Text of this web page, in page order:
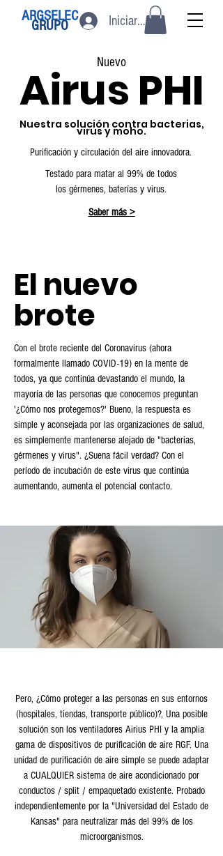
ARGSELEC
GRUPO Iniciar sesión
Nuevo
Airus PHI
Nuestra solución contra bacterias,
virus y moho.
Purificación y circulación del aire innovadora.
Testado para matar al 99% de todos
los gérmenes, bateríasy virus.
Saber más >
El nuevo
brote
Con el brote reciente del Coronavirus (ahora
formalmente llamado COVID-19) en la mente de
todos, ya que continúa devastando el mundo, la
mayoría de las personas que conocemos preguntan
'¿Cómo nos protegemos?' Bueno, la respuesta es
simple y aconsejada por las organizaciones de salud,
es simplemente mantenerse alejado de "bacterias,
gérmenes y virus". ¿Suena fácil verdad? Con el
período de incubación de este virus que continúa
aumentando, aumenta el potencial contacto.
Pero, ¿Cómo proteger a las personas en sus entornos
(hospitales, tiendas, transporte público)?, Una posible
solución son los ventiladores Airius PHI y la amplia
gama de dispositivos de purificación de aire RGF. Una
unidad de purificación de aire simple se puede adaptar
a CUALQUIER sistema de aire acondicionado por
conductos / split / empaquetado existente. Probado
independientemente por la "Universidad del Estado de
Kansas" para neutralizar más del 99% de los
microorganismos.